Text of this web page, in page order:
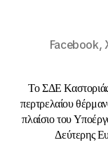
Facebook,
Το ΣΔΕ
περτρελαίου
πλαίσιο του
Δεύτερης